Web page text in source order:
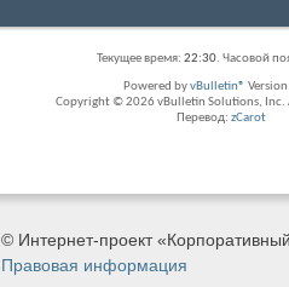
Текущее время: 22:30. Часовой
Powered byvBulletin®
Copyright © 2026 vBulletin Solutions, Inc.
Перевод: zCarot
© Интернет-проект
Правовая информация